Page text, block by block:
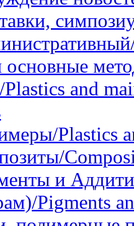
Plastics and
Plastics
и
Pigments